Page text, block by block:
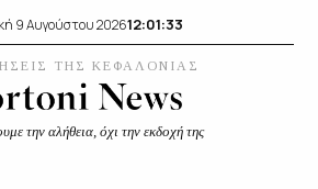
9 Αυγούστου 202612:01:34
ΤΗΣ ΚΕΦΑΛΟΝΙΑΣ
την αλήθεια, όχι την εκδοχή της